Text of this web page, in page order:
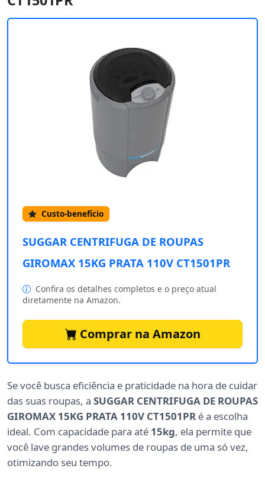
Custo-benefício
SUGGAR CENTRIFUGA DE ROUPAS
GIROMAX 15KG PRATA 110V CT1501PR
Confira os detalhes completos e o preço atual
diretamente na Amazon.
Comprar na Amazon
Se você busca eficiência e praticidade na hora de cuidar
das suas roupas, a SUGGAR CENTRIFUGA DE ROUPAS
GIROMAX 15KG PRATA 110V CT1501PR é a escolha
ideal. Com capacidade para até 15kg, ela permite que
você lave grandes volumes de roupas de uma só vez,
otimizando seu tempo.